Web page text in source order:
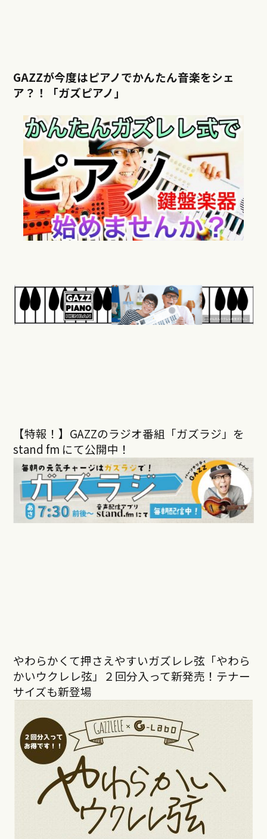
GAZZが今度はピアノでかんたん音楽をシェ
ア？！「ガズピアノ」
【特報！】GAZZのラジオ番組「ガズラジ」を
stand fm にて公開中！
やわらかくて押さえやすいガズレレ弦「やわら
かいウクレレ弦」２回分入って新発売！テナー
サイズも新登場